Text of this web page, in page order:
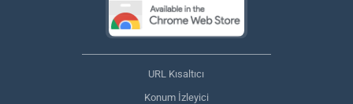
URL Kısaltıcı
Konum İzleyici